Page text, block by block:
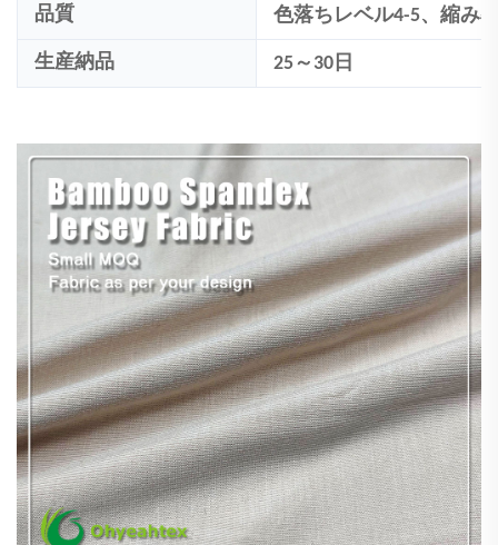
品質 色落ちレベル4-5、縮み
生産納品 25～30日